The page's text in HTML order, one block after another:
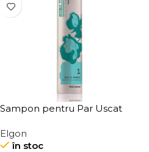
Sampon pentru Par Uscat
Shampoo
Elgon
în stoc